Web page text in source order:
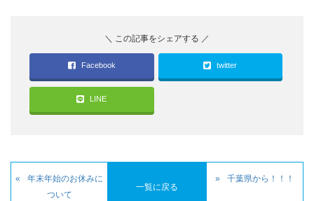
Facebook twitter
LINE
年末年始のお休みに
ついて
一覧に戻る
千葉県から！！！